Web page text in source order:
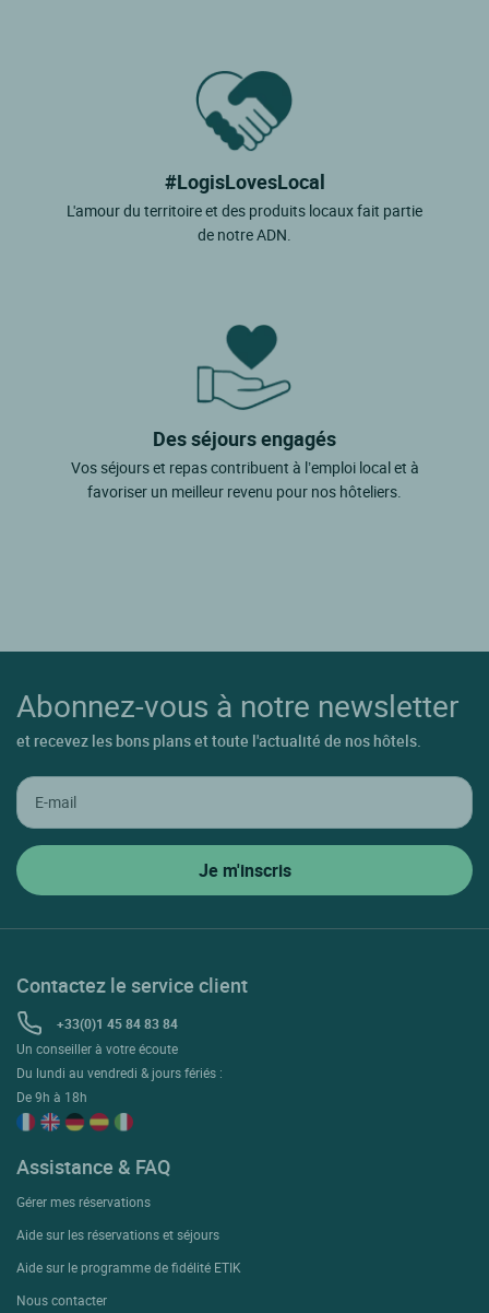
#LogisLovesLocal
L'amour du territoire et des produits locaux fait partie
de notre ADN.
Des séjours engagés
Vos séjours et repas contribuent à l’emploi local et à
favoriser un meilleur revenu pour nos hôteliers.
Abonnez-vous à notre newsletter
et recevez les bons plans et toute l'actualité de nos hôtels.
Contactez le service client
+33(0)1 45 84 83 84
Un conseiller à votre écoute
Du lundi au vendredi & jours fériés :
De 9h à 18h
Assistance & FAQ
Gérer mes réservations
Aide sur les réservations et séjours
Aide sur le programme de fidélité ETIK
Nous contacter